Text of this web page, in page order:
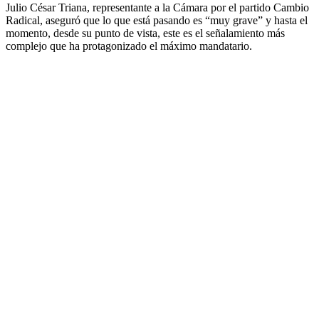
Julio César Triana, representante a la Cámara por el partido Cambio
Radical, aseguró que lo que está pasando es “muy grave” y hasta el
momento, desde su punto de vista, este es el señalamiento más
complejo que ha protagonizado el máximo mandatario.